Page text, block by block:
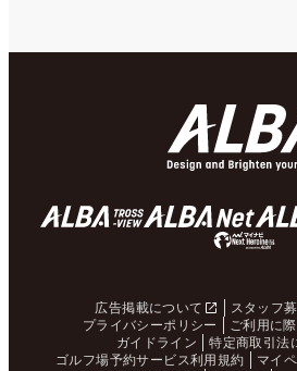
広告掲載について スタッフ
プライバシーポリシー
ご利用に
ガイドライン
特定商取引法
ゴルフ場予約サービス利用規約
マイ